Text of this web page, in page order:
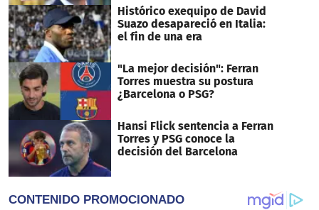
Histórico exequipo de David
Suazo desapareció en Italia:
el fin de una era
"La mejor decisión": Ferran
Torres muestra su postura
¿Barcelona o PSG?
Hansi Flick sentencia a Ferran
Torres y PSG conoce la
decisión del Barcelona